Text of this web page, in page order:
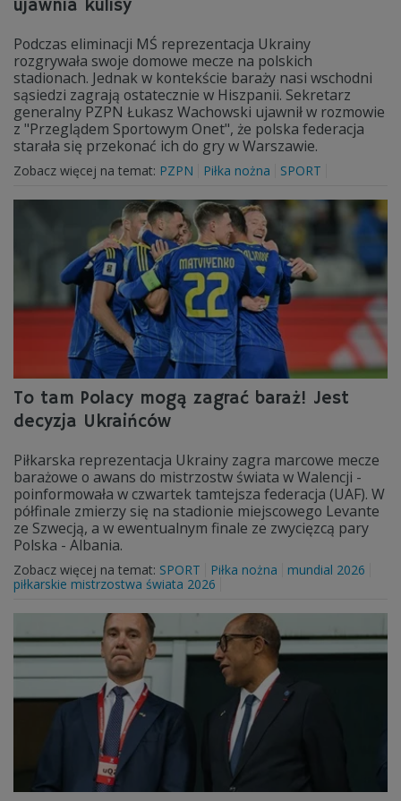
ujawnia kulisy
Podczas eliminacji MŚ reprezentacja Ukrainy
rozgrywała swoje domowe mecze na polskich
stadionach. Jednak w kontekście baraży nasi wschodni
sąsiedzi zagrają ostatecznie w Hiszpanii. Sekretarz
generalny PZPN Łukasz Wachowski ujawnił w rozmowie
z "Przeglądem Sportowym Onet", że polska federacja
starała się przekonać ich do gry w Warszawie.
Zobacz więcej na temat: PZPN Piłka nożna SPORT
To tam Polacy mogą zagrać baraż! Jest
decyzja Ukraińców
Piłkarska reprezentacja Ukrainy zagra marcowe mecze
barażowe o awans do mistrzostw świata w Walencji -
poinformowała w czwartek tamtejsza federacja (UAF). W
półfinale zmierzy się na stadionie miejscowego Levante
ze Szwecją, a w ewentualnym finale ze zwycięzcą pary
Polska - Albania.
Zobacz więcej na temat: SPORT Piłka nożna
mundial 2026
piłkarskie mistrzostwa świata 2026